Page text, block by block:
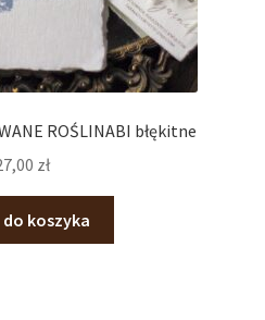
ROŚLINABI błękitne
zł
koszyka